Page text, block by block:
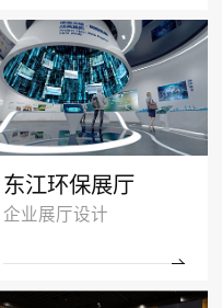
东江环保展厅
企业展厅设计